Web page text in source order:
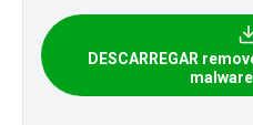
DESCARREGAR